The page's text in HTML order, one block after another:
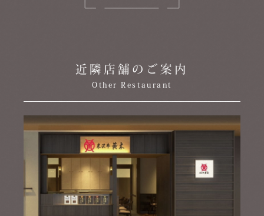
近隣店舗のご案内
Other Restaurant